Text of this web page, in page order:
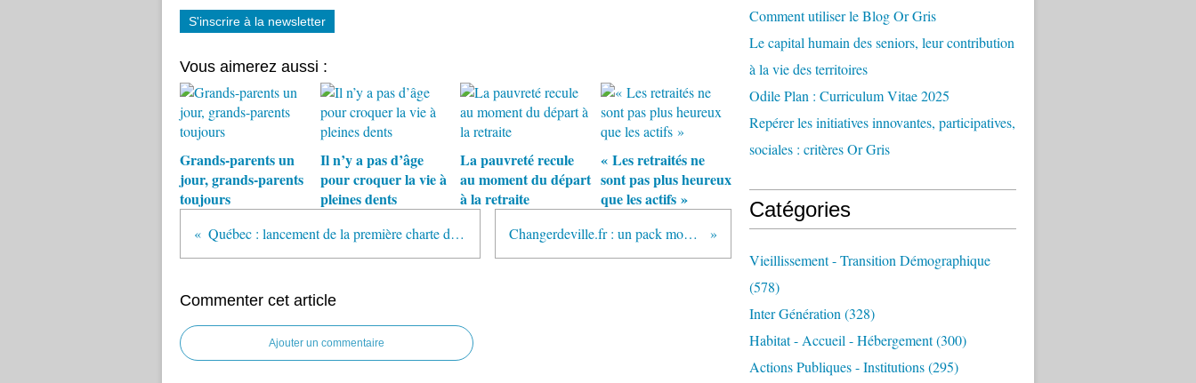
S'inscrire à la newsletter
Vous aimerez aussi :
Grands-parents un
jour, grands-parents
toujours
Il n’y a pas d’âge
pour croquer la vie à
pleines dents
La pauvreté recule
au moment du départ
à la retraite
« Les retraités ne
sont pas plus heureux
que les actifs »
Québec : lancement de la première charte des droits et libertés des aînés Changerdeville.fr : un pack mobilité dédié aux seniors
Commenter cet article
Ajouter un commentaire
Comment utiliser le Blog Or Gris
Le capital humain des seniors, leur contribution
à la vie des territoires
Odile Plan : Curriculum Vitae 2025
Repérer les initiatives innovantes, participatives,
sociales : critères Or Gris
Catégories
Vieillissement - Transition Démographique
(578)
Inter Génération (328)
Habitat - Accueil - Hébergement(300)
Actions Publiques - Institutions(295)